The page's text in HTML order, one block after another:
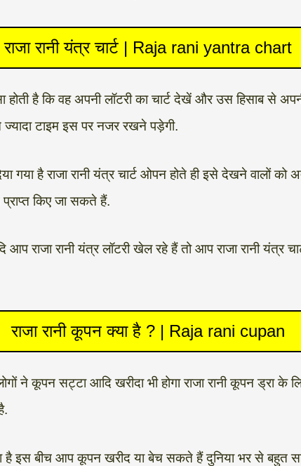
राजा रानी यंत्र चार्ट | Raja rani yantra chart
होती है कि वह अपनी लॉटरी का चार्ट देखें और उस हिसाब से
टाइम इस पर नजर रखने पड़ेगी.
गया है राजा रानी यंत्र चार्ट ओपन होते ही इसे देखने वालों
किए जा सकते हैं.
राजा रानी यंत्र लॉटरी खेल रहे हैं तो आप राजा रानी यंत्र
राजा रानी कूपन क्या है ? | Raja rani cupan
ने कूपन सट्टा आदि खरीदा भी होगा राजा रानी कूपन ड्रा के
बीच आप कूपन खरीद या बेच सकते हैं दुनिया भर से बहुत